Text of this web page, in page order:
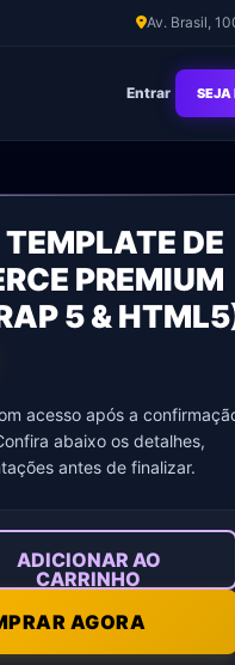
Av. Brasil,
Entrar SEJA
DE
PREMIUM
5 &
acesso após a
abaixo os detalhes,
antes de finalizar.
ADICIONAR AO
CARRINHO
AGORA